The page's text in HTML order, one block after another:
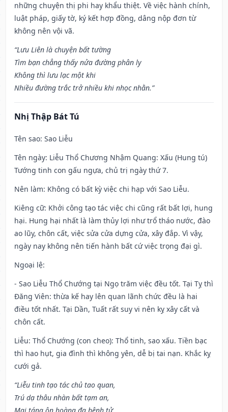
những chuyện thị phi hay khẩu thiệt. Về việc hành chính,
luật pháp, giấy tờ, ký kết hợp đồng, dâng nộp đơn từ
không nên vội vã.
“Lưu Liên là chuyện bất tường
Tìm bạn chẳng thấy nửa đường phân ly
Không thì lưu lạc một khi
Nhiều đường trắc trở nhiều khi nhọc nhằn.”
Nhị Thập Bát Tú
Tên sao: Sao Liễu
Tên ngày: Liễu Thổ Chương Nhậm Quang: Xấu (Hung tú)
Tướng tinh con gấu ngựa, chủ trị ngày thứ 7.
Nên làm: Không có bất kỳ việc chi hạp với Sao Liễu.
Kiêng cữ: Khởi công tạo tác việc chi cũng rất bất lợi, hung
hại. Hung hại nhất là làm thủy lợi như trổ tháo nước, đào
ao lũy, chôn cất, việc sửa cửa dựng cửa, xây đắp. Vì vậy,
ngày nay không nên tiến hành bất cứ việc trọng đại gì.
Ngoại lệ:
- Sao Liễu Thổ Chướng tại Ngọ trăm việc đều tốt. Tại Tỵ thì
Đăng Viên: thừa kế hay lên quan lãnh chức đều là hai
điều tốt nhất. Tại Dần, Tuất rất suy vi nên kỵ xây cất và
chôn cất.
Liễu: Thổ Chướng (con cheo): Thổ tinh, sao xấu. Tiền bạc
thì hao hụt, gia đình thì không yên, dễ bị tai nạn. Khắc kỵ
cưới gả.
“Liễu tinh tạo tác chủ tao quan,
Trú dạ thâu nhàn bất tạm an,